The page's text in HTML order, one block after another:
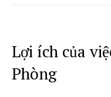
Lợi ích của
Phòng